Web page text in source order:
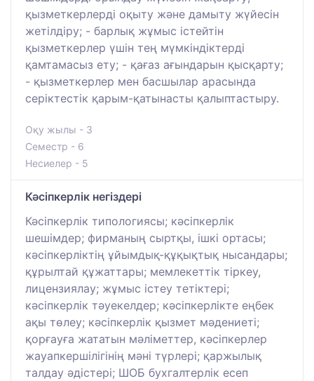
қызметкерлерді оқыту және дамыту жүйесін
жетілдіру; - барлық жұмыс істейтін
қызметкерлер үшін тең мүмкіндіктерді
қамтамасыз ету; - қағаз ағындарын қысқарту;
- қызметкерлер мен басшылар арасында
серіктестік қарым-қатынасты қалыптастыру.
Оқу жылы - 3
Семестр - 6
Несиелер - 5
Кәсіпкерлік негіздері
Кәсіпкерлік типологиясы; кәсіпкерлік
шешімдер; фирманың сыртқы, ішкі ортасы;
кәсіпкерліктің ұйымдық-құқықтық нысандары;
құрылтай құжаттары; мемлекеттік тіркеу,
лицензиялау; жұмыс істеу тетіктері;
кәсіпкерлік тәуекелдер; кәсіпкерлікте еңбек
ақы төлеу; кәсіпкерлік қызмет мәдениеті;
қорғауға жататын мәліметтер, кәсіпкерлер
жауапкершілігінің мәні түрлері; қаржылық
талдау әдістері; ШОБ бухгалтерлік есеп